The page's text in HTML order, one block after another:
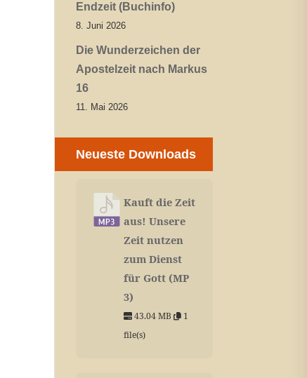
Endzeit (Buchinfo)
8. Juni 2026
Die Wunderzeichen der
Apostelzeit nach Markus
16
11. Mai 2026
Neueste Downloads
Kauft die Zeit
aus! Unsere
Zeit nutzen
zum Dienst
für Gott (MP
3)
43.04 MB
1
file(s)